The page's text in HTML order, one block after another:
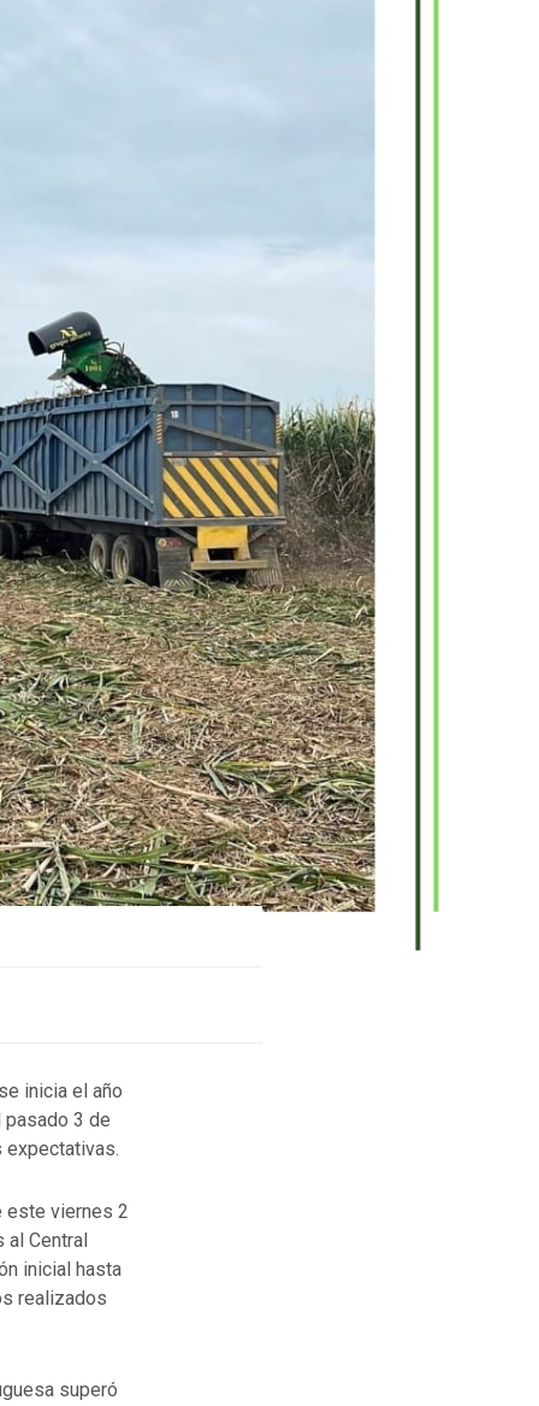
inicia el año
3 de
expectativas.
este viernes 2
Central
inicial hasta
realizados
superó